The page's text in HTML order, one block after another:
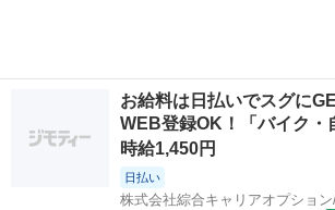
お給料は日払いでスグに
WEB登録OK！「バイク
時給1,450円
日払い